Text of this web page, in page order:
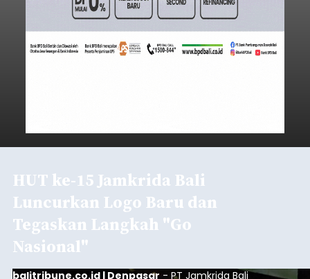
HUT ke-15 Jamkrida Bali
Luncurkan Logo Baru dan
Tegaskan Langkah "Go
Nasional"
balitribune.co.id | Denpasar - PT Jamkrida Bali